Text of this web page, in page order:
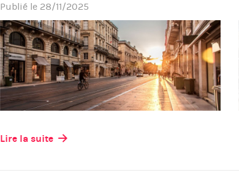
Publié le 28/11/2025
Lire la suite